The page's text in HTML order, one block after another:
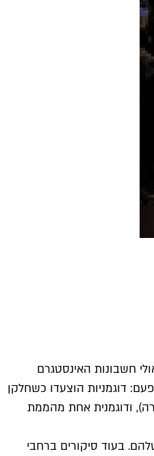
בקהל, אולי חשבונות האינסטגרם
דוגמניות הוצעדו כשחלקן
ודוגמנית אחת מהממת
בעוד סיקורים ברחבי